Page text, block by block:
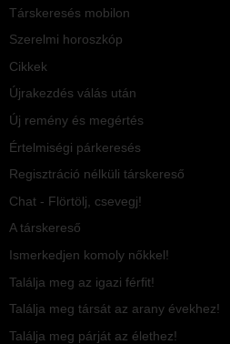
Társkeresés mobilon
Szerelmi horoszkóp
Cikkek
Újrakezdés válás után
Új remény és megértés
Értelmiségi párkeresés
Regisztráció nélküli társkereső
Chat - Flörtölj, csevegj!
A társkereső
Ismerkedjen komoly nőkkel!
Találja meg az igazi férfit!
Találja meg társát az arany évekhez!
Találja meg párját az élethez!